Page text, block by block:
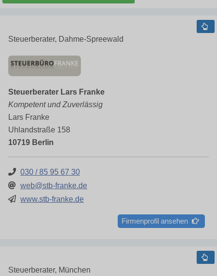
Steuerberater, Dahme-Spreewald
Steuerberater Lars Franke
Kompetent und Zuverlässig
Lars Franke
Uhlandstraße 158
10719 Berlin
030 / 85 95 67 30
web@stb-franke.de
www.stb-franke.de
Firmenprofil ansehen
Steuerberater, München